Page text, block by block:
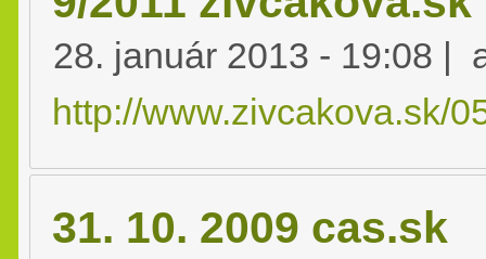
28. január 2013 - 19:08 |
http://www.zivcakova.sk/
31. 10. 2009 cas.sk